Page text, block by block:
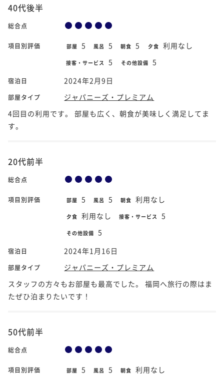
40代後半
総合点
項目別評価 部屋 5 風呂 5 朝食 5 夕食 利用なし
接客・サービス 5 その他設備 5
宿泊日 2024年2月9日
部屋タイプ
ジャパニーズ・プレミアム
4回目の利用です。 部屋も広く、朝食が美味しく満足してま
す。
20代前半
総合点
項目別評価 部屋 5 風呂 5 朝食 利用なし
夕食 利用なし 接客・サービス 5
その他設備 5
宿泊日 2024年1月16日
部屋タイプ
ジャパニーズ・プレミアム
スタッフの方々もお部屋も最高でした。 福岡へ旅行の際はま
たぜひ泊まりたいです！
50代前半
総合点
項目別評価 部屋 5 風呂 5 朝食 利用なし